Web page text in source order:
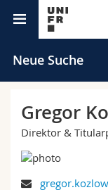
Universität
Campus
Theologische
Informationen für
Neue Suche
Gregor
Direktor &